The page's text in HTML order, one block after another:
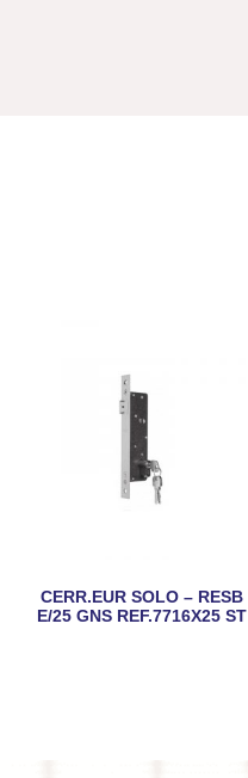
CERR.EUR SOLO – RESB
E/25 GNS REF.7716X25 ST